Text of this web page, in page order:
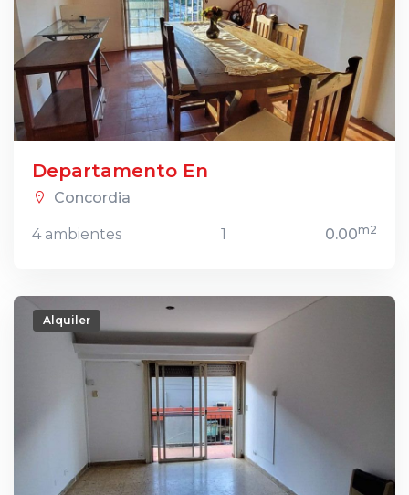
Departamento En
Concordia
4 ambientes 1 0.00m2
Alquiler